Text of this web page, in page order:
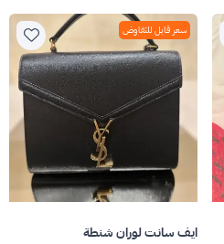
سعر قابل للتفاوض
ايف سانت لوران شنطة